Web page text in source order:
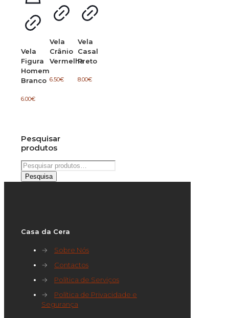
Vela
Figura
Homem
Branco
6.00€
Vela
Crânio
Vermelha
6.50€
Vela
Casal
Preto
8.00€
Pesquisar
produtos
Pesquisar
por:
Pesquisa
Casa da Cera
→
Sobre Nós
→
Contactos
→
Política de Serviços
→
Política de Privacidade e
Segurança